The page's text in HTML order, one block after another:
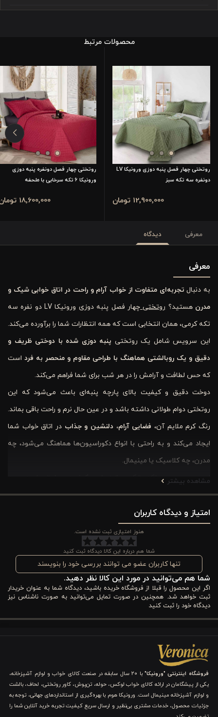
محصولات مرتبط
روتختی چهار فصل پنبه دوزی ورونیکا LV
دونفره سه تکه سبز
12٬900٬000 تومان
روتختی چهار فصل دونفره پنبه دوزی
ورونیکا 6 تکه سرخابی با ملحفه
18٬600٬000 تومان
معرفی دیدگاه
معرفی
به دنبال تجربه‌ای متفاوت از خواب آرام و راحت در اتاق خوابی شیک و
مدرنهستید؟ روتختی
چهار فصل پنبه دوزی ورونیکا LV دو نفره سه
تکه کرمی، همان انتخابی است که همه انتظارات شما را برآورده می‌کند.
این سرویس شامل یک روتختی پنبه دوزی شده با دوختی ظریف و
دقیق و یک روبالشتی هماهنگ با طراحی مقاوم و منحصر به فرد است
که حس لطافت و آرامش را در هر شب برای شما فراهم می‌کند.
دوخت دقیق و کیفیت بالای پارچه پنبه‌ای باعث می‌شود که این
روتختی دوام طولانی داشته باشد و در عین حال نرم و راحت باقی بماند.
رنگ کرم ملایم آن، فضایی آرام، دلنشین و جذاب در اتاق خواب شما
ایجاد می‌کند و به راحتی با انواع دکوراسیون‌ها هماهنگ می‌شود، چه
مدرن، چه کلاسیک یا مینیمال.
این سرویس سه تکه، ترکیبی از
شما امکان می‌دهد هر شب را با حس دلپذیری آغاز و پایان دهید. پنبه
دوزی ظریف و طراحی حرفه‌ای آن نه تنها جلوه‌ای لوکس و شیک به اتاق
می‌بخشد، بلکه تجربه خواب شما را نیز بهبود می‌بخشد و احساس
آرامش و راحتی را برایتان به ارمغان می‌آورد.
نفره سه تکه کرمی
1.جنس پارچه
شده است. این پارچه نه تنها لطافت بالایی دارد بلکه تنفس‌پذیر است،
به این معنی که جریان هوا به راحتی از میان آن عبور می‌کند و باعث
می‌شود پوست شما در طول خواب احساس راحتی و خنکی داشته باشد.
2.ابعاد روتختی و روبالشتی
مشاهده بیشتر
امتیاز و دیدگاه کاربران
هنوز امتیازی ثبت نشده است.
شما هم درباره این کالا دیدگاه ثبت کنید
تنها کاربران عضو می توانند بررسی خود را بنویسند
شما هم می‌توانید در مورد این کالا نظر دهید.
اگر این محصول را قبلا از فروشگاه خریده باشید، دیدگاه شما به عنوان خریدار
ثبت خواهد شد. همچنین در صورت تمایل می‌توانید به صورت ناشناس نیز
دیدگاه خود را ثبت کنید
فروشگاه اینترنتی "ورونیکا"
با ۲۰ سال سابقه در صنعت کالای خواب و لوازم آشپزخانه،
یکی از پیشگامان در ارائه کالای خواب لوکس، حوله، تن‌پوش، کاور روتختی، لحاف، بالشت
و لوازم آشپزخانه مینیمال است. ورونیکا هوم با بهره‌گیری از استانداردهای جهانی، توجه به
جزئیات محصول، خدمات مشتری بی‌نظیر و ارسال سریع کیفیت تجربه خرید آنلاین شما را